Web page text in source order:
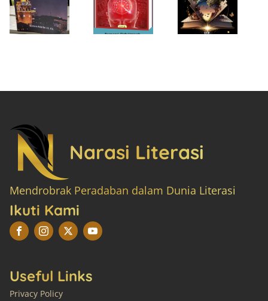
Narasi Literasi
Mendrobrak Peradaban dalam Dunia Literasi
Ikuti Kami
Useful Links
Privacy Policy